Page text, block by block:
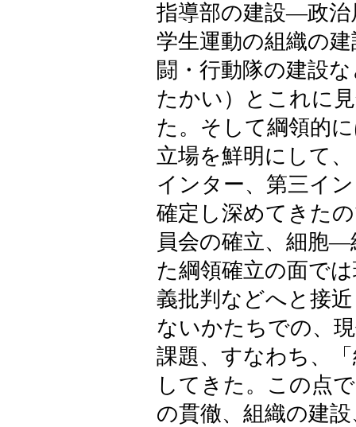
指導部の建設―政治
学生運動の組織の
闘・行動隊の建設
たかい）とこれに
た。そして綱領的
立場を鮮明にして
インター、第三イ
確定し深めてきた
員会の確立、細胞
た綱領確立の面で
義批判などへと接
ないかたちでの、
課題、すなわち、
してきた。この点
の貫徹、組織の建